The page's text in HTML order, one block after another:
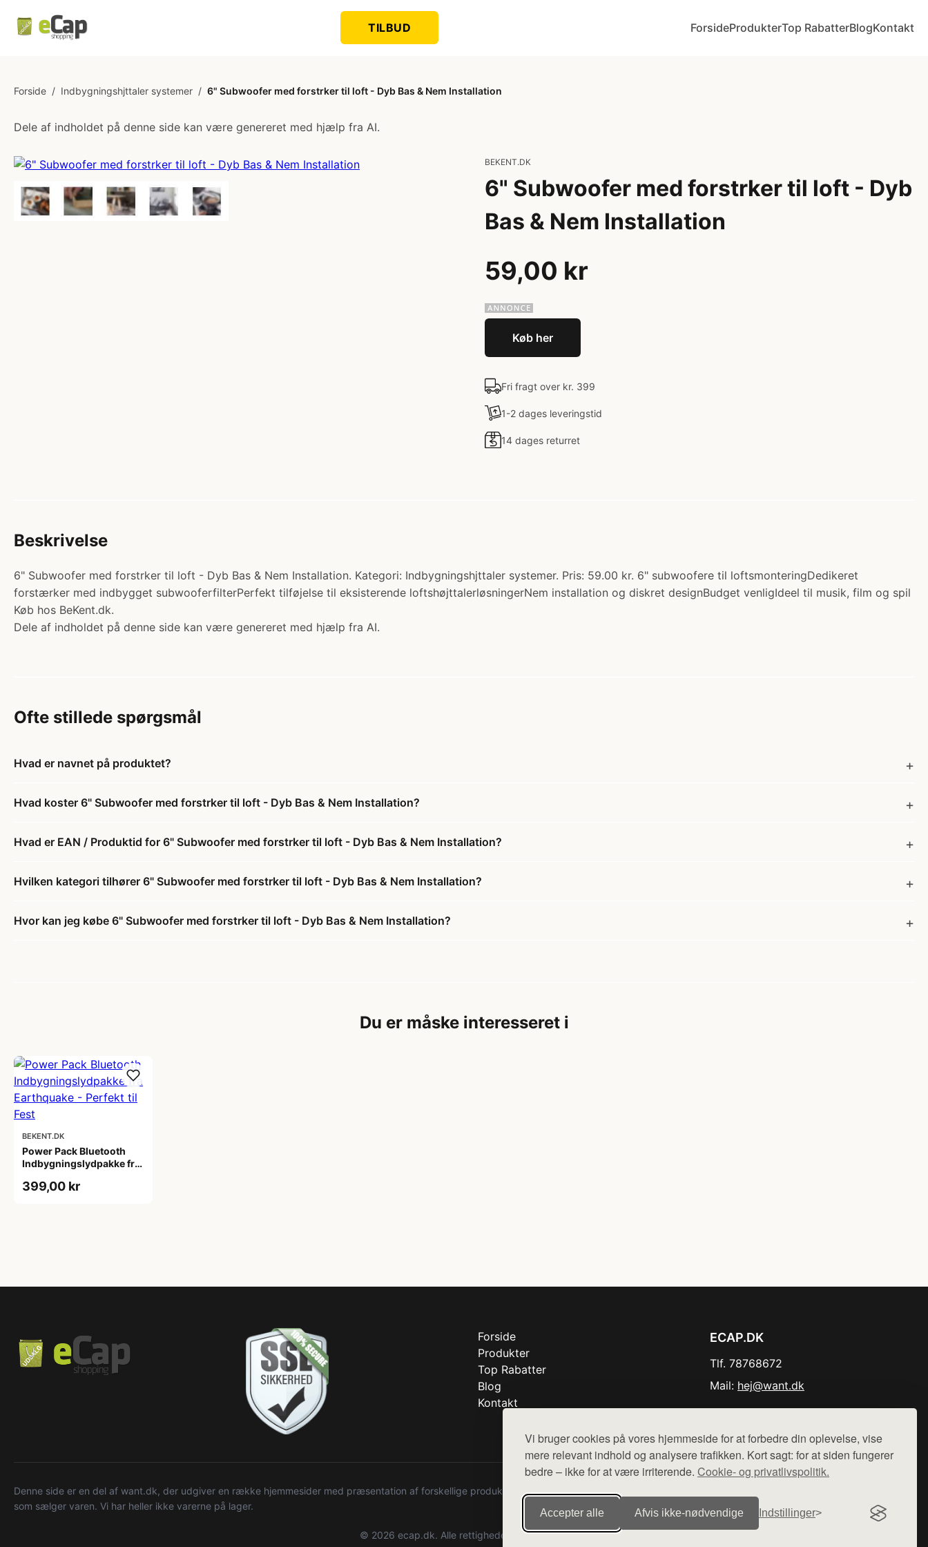
Vi bruger cookies på vores hjemmeside for at forbedre din oplevelse, vise
mere relevant indhold og analysere trafikken. Kort sagt: for at siden fungerer
bedre – ikke for at være irriterende. Cookie- og privatlivspolitik.
Accepter alle Afvis ikke‑nødvendige Indstillinger
TILBUD ForsideProdukterTop RabatterBlogKontakt
Forside / Indbygningshjttaler systemer / 6" Subwoofer med forstrker til loft - Dyb Bas & Nem Installation
Dele af indholdet på denne side kan være genereret med hjælp fra AI.
BEKENT.DK
6" Subwoofer med forstrker til loft - Dyb
Bas & Nem Installation
59,00 kr
Køb her
Fri fragt over kr. 399
1-2 dages leveringstid
14 dages returret
Beskrivelse
6" Subwoofer med forstrker til loft - Dyb Bas & Nem Installation. Kategori: Indbygningshjttaler systemer. Pris: 59.00 kr. 6" subwoofere til loftsmonteringDedikeret
forstærker med indbygget subwooferfilterPerfekt tilføjelse til eksisterende loftshøjttalerløsningerNem installation og diskret designBudget venligIdeel til musik, film og spil
Køb hos BeKent.dk.
Dele af indholdet på denne side kan være genereret med hjælp fra AI.
Ofte stillede spørgsmål
Hvad er navnet på produktet?
Hvad koster 6" Subwoofer med forstrker til loft - Dyb Bas & Nem Installation?
Hvad er EAN / Produktid for 6" Subwoofer med forstrker til loft - Dyb Bas & Nem Installation?
Hvilken kategori tilhører 6" Subwoofer med forstrker til loft - Dyb Bas & Nem Installation?
Hvor kan jeg købe 6" Subwoofer med forstrker til loft - Dyb Bas & Nem Installation?
Du er måske interesseret i
BEKENT.DK
Power Pack Bluetooth
Indbygningslydpakke fra
Fest
399,00 kr
Forside
Produkter
Top Rabatter
Blog
Kontakt
ECAP.DK
Tlf. 78768672
Mail: hej@want.dk
Denne side er en del af want.dk, der udgiver en række hjemmesider med præsentation af forskellige produkter fra diverse webshops. Der sælges ikke varer fra denne side - vi henviser til de shops,
som sælger varen. Vi har heller ikke varerne på lager.
© 2026 ecap.dk. Alle rettigheder forbeholdes.